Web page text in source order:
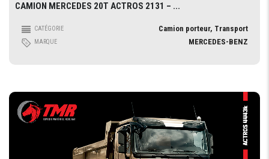
CAMION MERCEDES 20T ACTROS 2131 – ...
CATÉGORIE Camion porteur, Transport
MARQUE MERCEDES-BENZ